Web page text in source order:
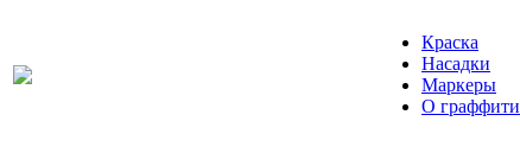
Краска
Насадки
Маркеры
О граффити